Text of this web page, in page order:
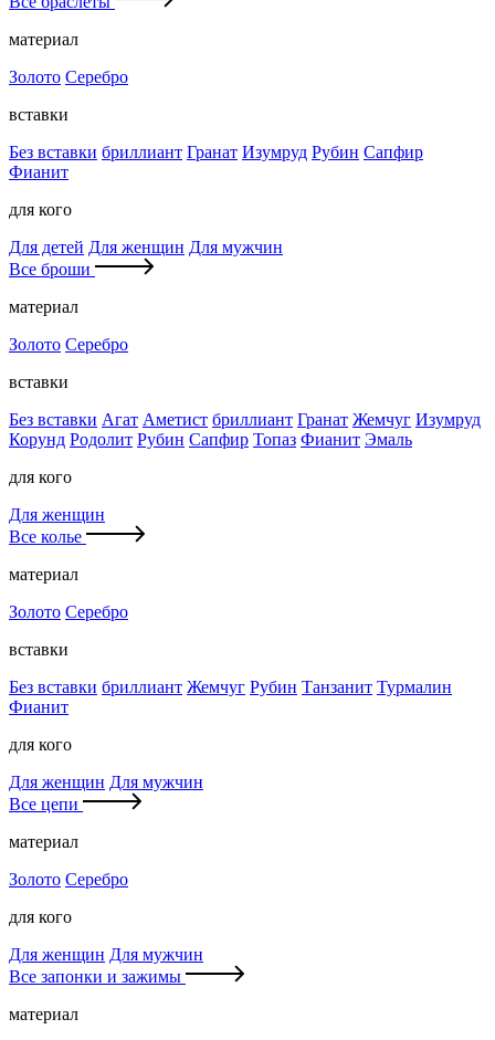
материал
Золото Серебро
вставки
Без вставки бриллиант Гранат Изумруд Рубин Сапфир
Фианит
для кого
Для детей Для женщин Для мужчин
Все броши
материал
Золото Серебро
вставки
Без вставки Агат Аметист бриллиант Гранат Жемчуг Изумруд
Корунд Родолит Рубин Сапфир Топаз Фианит Эмаль
для кого
Для женщин
Все колье
материал
Золото Серебро
вставки
Без вставки бриллиант Жемчуг Рубин Танзанит Турмалин
Фианит
для кого
Для женщин Для мужчин
Все цепи
материал
Золото Серебро
для кого
Для женщин Для мужчин
Все запонки и зажимы
материал